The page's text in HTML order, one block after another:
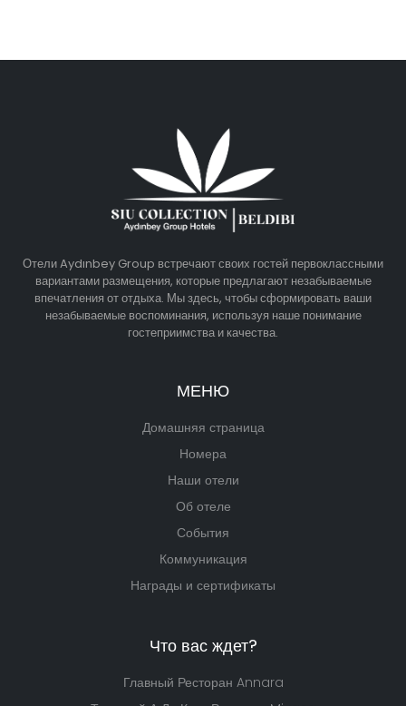
Отели Aydınbey Group встречают своих гостей первоклассными
вариантами размещения, которые предлагают незабываемые
впечатления от отдыха. Мы здесь, чтобы сформировать ваши
незабываемые воспоминания, используя наше понимание
гостеприимства и качества.
МЕНЮ
Домашняя страница
Номера
Наши отели
Об отеле
События
Коммуникация
Награды и сертификаты
Что вас ждет?
Главный Ресторан Annara